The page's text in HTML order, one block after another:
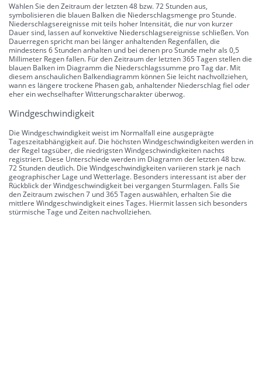
Wählen Sie den Zeitraum der letzten 48 bzw. 72 Stunden aus,
symbolisieren die blauen Balken die Niederschlagsmenge pro Stunde.
Niederschlagsereignisse mit teils hoher Intensität, die nur von kurzer
Dauer sind, lassen auf konvektive Niederschlagsereignisse schließen. Von
Dauerregen spricht man bei länger anhaltenden Regenfällen, die
mindestens 6 Stunden anhalten und bei denen pro Stunde mehr als 0,5
Millimeter Regen fallen. Für den Zeitraum der letzten 365 Tagen stellen die
blauen Balken im Diagramm die Niederschlagssumme pro Tag dar. Mit
diesem anschaulichen Balkendiagramm können Sie leicht nachvollziehen,
wann es längere trockene Phasen gab, anhaltender Niederschlag fiel oder
eher ein wechselhafter Witterungscharakter überwog.
Windgeschwindigkeit
Die Windgeschwindigkeit weist im Normalfall eine ausgeprägte
Tageszeitabhängigkeit auf. Die höchsten Windgeschwindigkeiten werden in
der Regel tagsüber, die niedrigsten Windgeschwindigkeiten nachts
registriert. Diese Unterschiede werden im Diagramm der letzten 48 bzw.
72 Stunden deutlich. Die Windgeschwindigkeiten variieren stark je nach
geographischer Lage und Wetterlage. Besonders interessant ist aber der
Rückblick der Windgeschwindigkeit bei vergangen Sturmlagen. Falls Sie
den Zeitraum zwischen 7 und 365 Tagen auswählen, erhalten Sie die
mittlere Windgeschwindigkeit eines Tages. Hiermit lassen sich besonders
stürmische Tage und Zeiten nachvollziehen.